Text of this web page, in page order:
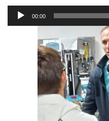
Lecteur
audio
00:00